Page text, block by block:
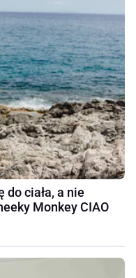
ciała, a nie
Monkey CIAO